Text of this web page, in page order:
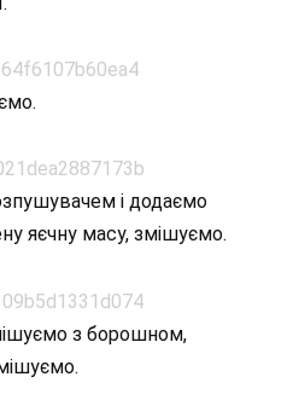
і додаємо
яєчну масу, змішуємо.
з борошном,